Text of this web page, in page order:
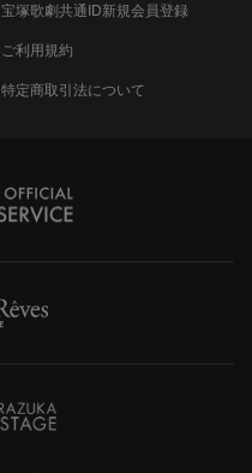
宝塚歌劇共通ID新規会員登録
ご利用規約
特定商取引法について